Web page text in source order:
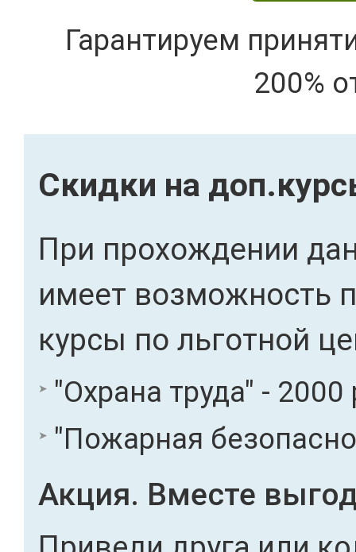
Гарантируем
200%
Скидки на
При прохождении
имеет возможность
курсы по льготной
"Охрана труда" - 2000
"Пожарная
Акция. Вместе